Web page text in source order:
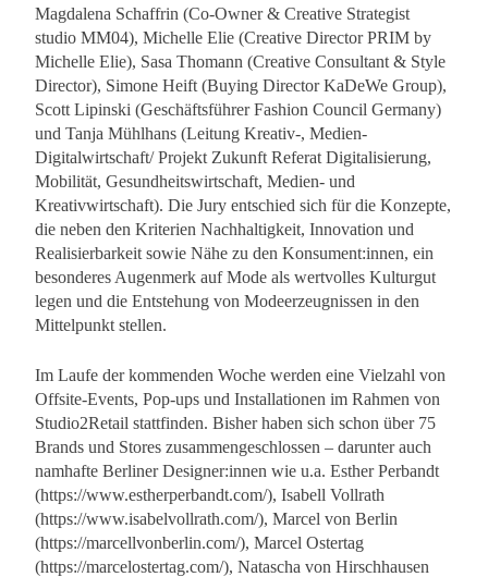
Magdalena Schaffrin (Co-Owner & Creative Strategist
studio MM04), Michelle Elie (Creative Director PRIM by
Michelle Elie), Sasa Thomann (Creative Consultant & Style
Director), Simone Heift (Buying Director KaDeWe Group),
Scott Lipinski (Geschäftsführer Fashion Council Germany)
und Tanja Mühlhans (Leitung Kreativ-, Medien-
Digitalwirtschaft/ Projekt Zukunft Referat Digitalisierung,
Mobilität, Gesundheitswirtschaft, Medien- und
Kreativwirtschaft). Die Jury entschied sich für die Konzepte,
die neben den Kriterien Nachhaltigkeit, Innovation und
Realisierbarkeit sowie Nähe zu den Konsument:innen, ein
besonderes Augenmerk auf Mode als wertvolles Kulturgut
legen und die Entstehung von Modeerzeugnissen in den
Mittelpunkt stellen.
Im Laufe der kommenden Woche werden eine Vielzahl von
Offsite-Events, Pop-ups und Installationen im Rahmen von
Studio2Retail stattfinden. Bisher haben sich schon über 75
Brands und Stores zusammengeschlossen – darunter auch
namhafte Berliner Designer:innen wie u.a. Esther Perbandt
(https://www.estherperbandt.com/), Isabell Vollrath
(https://www.isabelvollrath.com/), Marcel von Berlin
(https://marcellvonberlin.com/), Marcel Ostertag
(https://marcelostertag.com/), Natascha von Hirschhausen